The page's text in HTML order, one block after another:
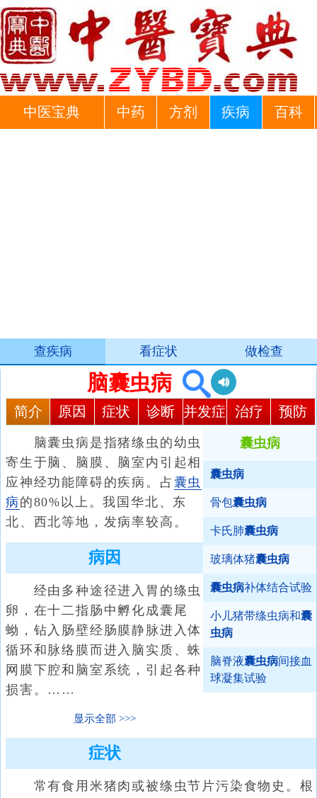
中医宝典 中药 方剂 疾病 百科
查疾病 看症状 做检查
脑囊虫病
简介 原因 症状 诊断 并发症 治疗 预防
囊虫病
囊虫病
骨包囊虫病
卡氏肺囊虫病
玻璃体猪囊虫病
囊虫病补体结合试验
小儿猪带绦虫病和囊
虫病
脑脊液囊虫病间接血
球凝集试验
脑囊虫病是指猪绦虫的幼虫
寄生于脑、脑膜、脑室内引起相
应神经功能障碍的疾病。占 囊虫
病 的80%以上。我国华北、东
北、西北等地，发病率较高。
病因
经由多种途径进入胃的绦虫
卵，在十二指肠中孵化成囊尾
蚴，钻入肠壁经肠膜静脉进入体
循环和脉络膜而进入脑实质、蛛
网膜下腔和脑室系统，引起各种
损害。……
显示全部
症状
常有食用米猪肉或被绦虫节片污染食物史。根